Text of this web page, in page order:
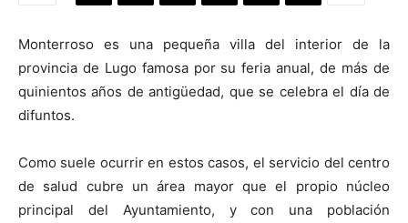
Monterroso es una pequeña villa del interior de la
provincia de Lugo famosa por su feria anual, de más de
quinientos años de antigüedad, que se celebra el día de
difuntos.
Como suele ocurrir en estos casos, el servicio del centro
de salud cubre un área mayor que el propio núcleo
principal del Ayuntamiento, y con una población